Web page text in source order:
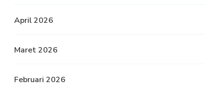
April 2026
Maret 2026
Februari 2026